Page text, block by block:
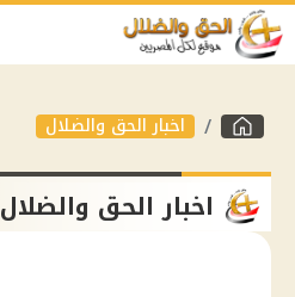
اخبار الحق والضلال
اخبار الحق والضلال